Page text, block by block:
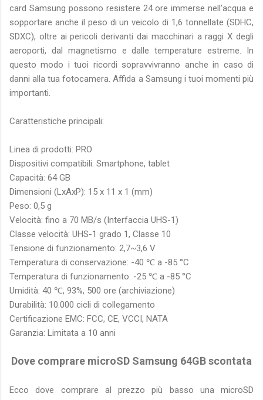
card Samsung possono resistere 24 ore immerse nell'acqua e
sopportare anche il peso di un veicolo di 1,6 tonnellate (SDHC,
SDXC), oltre ai pericoli derivanti dai macchinari a raggi X degli
aeroporti, dal magnetismo e dalle temperature estreme. In
questo modo i tuoi ricordi sopravvivranno anche in caso di
danni alla tua fotocamera. Affida a Samsung i tuoi momenti più
importanti.
Caratteristiche principali:
Linea di prodotti: PRO
Dispositivi compatibili: Smartphone, tablet
Capacità: 64 GB
Dimensioni (LxAxP): 15 x 11 x 1 (mm)
Peso: 0,5 g
Velocità: fino a 70 MB/s (Interfaccia UHS-1)
Classe velocità: UHS-1 grado 1, Classe 10
Tensione di funzionamento: 2,7~3,6 V
Temperatura di conservazione: -40 ℃ a -85 °C
Temperatura di funzionamento: -25 ℃ a -85 °C
Umidità: 40 ℃, 93%, 500 ore (archiviazione)
Durabilità: 10.000 cicli di collegamento
Certificazione EMC: FCC, CE, VCCI, NATA
Garanzia: Limitata a 10 anni
Dove comprare microSD Samsung 64GB scontata
Ecco dove comprare al prezzo più basso una microSD